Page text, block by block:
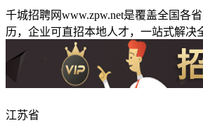
千城招聘网www.zpw.net是覆盖全国各
历，企业可直招本地人才，一站式解决
江苏省